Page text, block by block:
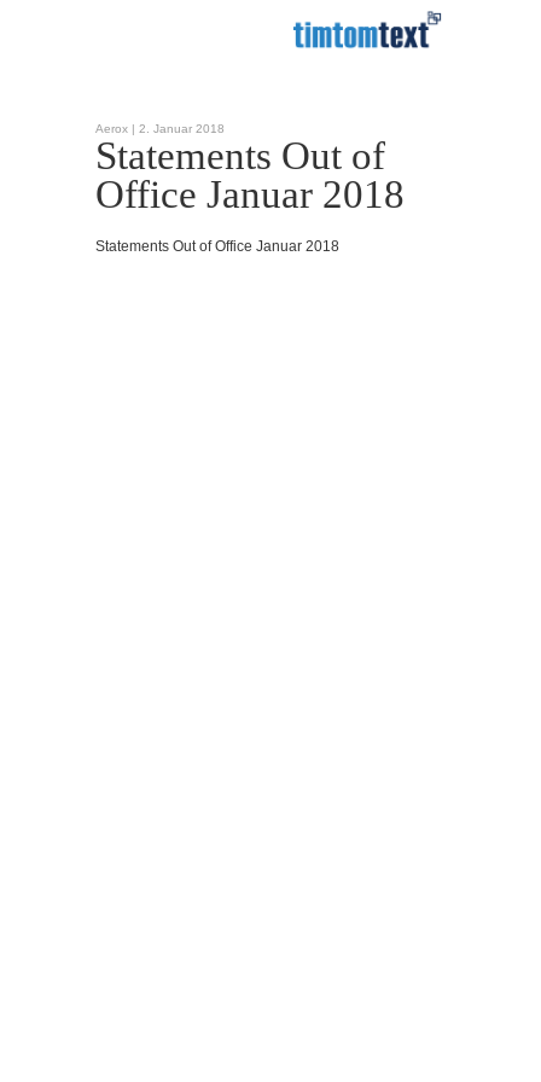
Aerox | 2. Januar 2018
Statements Out of
Office Januar 2018
Statements Out of Office Januar 2018